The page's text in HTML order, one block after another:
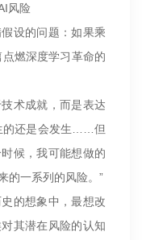
风险
设的问题：如果乘
燃深度学习革命的
术成就，而是表达
的还是会发生……但
候，我可能想做的
的一系列的风险。”
的想象中，最想改
其潜在风险的认知